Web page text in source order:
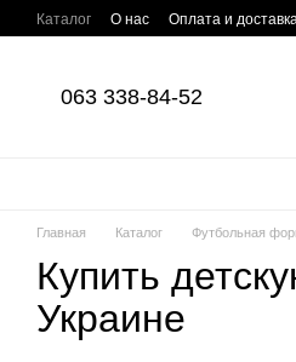
Перейти к основному контенту
Каталог О нас Оплата и
063 338-84-52
Главная Каталог Футбольная
Купить
Украине